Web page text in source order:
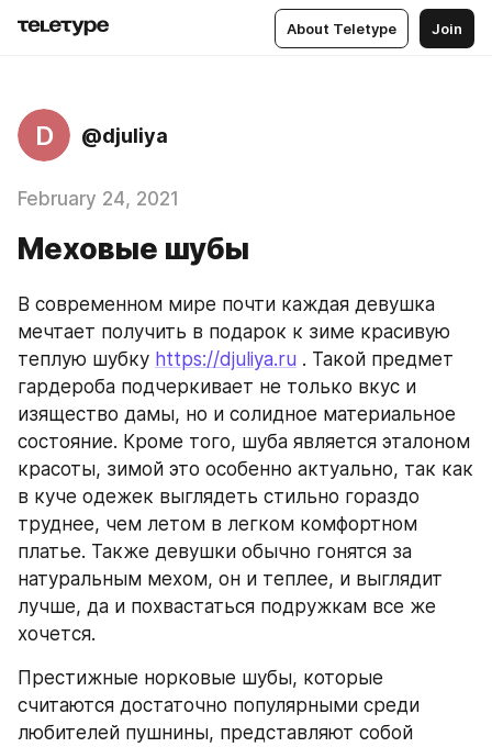
About Teletype Join
D @djuliya
February 24, 2021
Меховые шубы
В современном мире почти каждая девушка
мечтает получить в подарок к зиме красивую
теплую шубку https://djuliya.ru . Такой предмет
гардероба подчеркивает не только вкус и
изящество дамы, но и солидное материальное
состояние. Кроме того, шуба является эталоном
красоты, зимой это особенно актуально, так как
в куче одежек выглядеть стильно гораздо
труднее, чем летом в легком комфортном
платье. Также девушки обычно гонятся за
натуральным мехом, он и теплее, и выглядит
лучше, да и похвастаться подружкам все же
хочется.
Престижные норковые шубы, которые
считаются достаточно популярными среди
любителей пушнины, представляют собой